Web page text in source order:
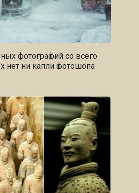
фотографий со всего
нет ни капли фотошопа